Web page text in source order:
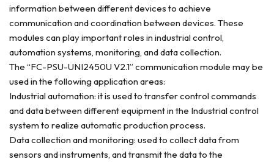
information between different devices to achieve
communication and coordination between devices. These
modules can play important roles in industrial control,
automation systems, monitoring, and data collection.
The “FC-PSU-UNI2450U V2.1” communication module may be
used in the following application areas:
Industrial automation: it is used to transfer control commands
and data between different equipment in the Industrial control
system to realize automatic production process.
Data collection and monitoring: used to collect data from
sensors and instruments, and transmit the data to the